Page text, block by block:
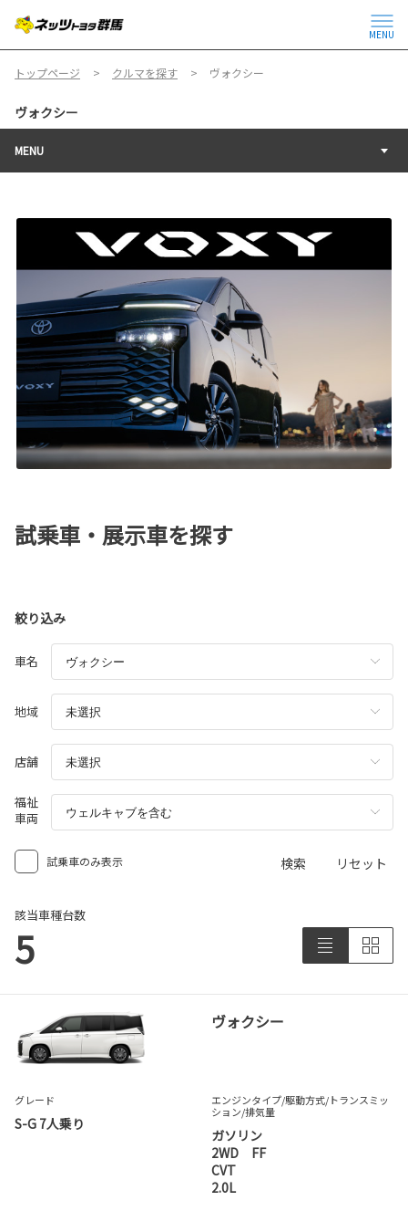
MENU
トップページ クルマを探す ヴォクシー
ヴォクシー
MENU
試乗車・展示車を探す
絞り込み
車名
地域
店舗
福祉
車両
試乗車のみ表示 検索 リセット
該当車種台数
5
ヴォクシー
グレード
S-G 7人乗り
エンジンタイプ/駆動方式/トランスミッ
ション/排気量
ガソリン
2WD FF
CVT
2.0L